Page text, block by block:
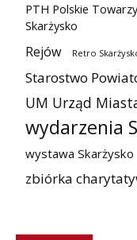
PTH Polskie
Skarżysko
Rejów Retro
Starostwo
UM Urząd
wydarzenia
wystawa Skarżysko
zbiórka